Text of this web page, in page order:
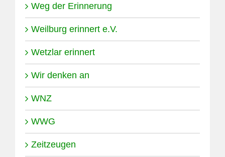
Weg der Erinnerung
Weilburg erinnert e.V.
Wetzlar erinnert
Wir denken an
WNZ
WWG
Zeitzeugen